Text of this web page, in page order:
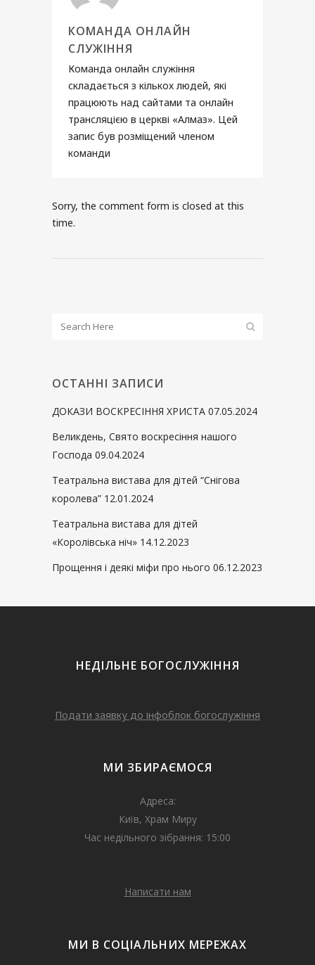
КОМАНДА ОНЛАЙН
СЛУЖІННЯ
Команда онлайн служіння
складається з кількох людей, які
працюють над сайтами та онлайн
трансляцією в церкві «Алмаз». Цей
запис був розміщений членом
команди
Sorry, the comment form is closed at this
time.
ОСТАННІ ЗАПИСИ
ДОКАЗИ ВОСКРЕСІННЯ ХРИСТА 07.05.2024
Великдень, Свято воскресіння нашого
Господа 09.04.2024
Театральна вистава для дітей “Снігова
королева” 12.01.2024
Театральна вистава для дітей
«Королівська ніч» 14.12.2023
Прощення і деякі міфи про нього 06.12.2023
НЕДІЛЬНЕ БОГОСЛУЖІННЯ
Подати заявку до інфоблок богослужіння
МИ ЗБИРАЄМОСЯ
Адреса:
Київ, Храм Миру
Час недільного зібрання: 15:00
Написати нам
МИ В СОЦІАЛЬНИХ МЕРЕЖАХ